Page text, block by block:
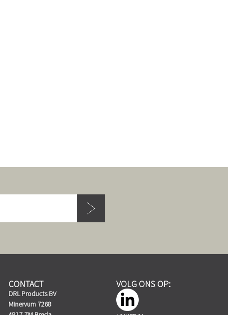
CONTACT
DRL Products BV
Minervum 7268
VOLG ONS OP: